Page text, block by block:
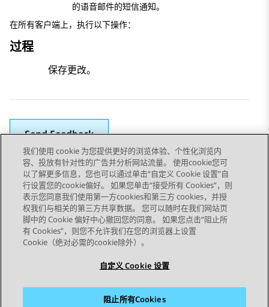
的语音邮件的短信通知。
在所有客户端上，执行以下操作：
过程
保存更改。
Send Feedback
Topic navigation
上一主题 下一主题
STAY CONNECTED
我们使用 cookie 为您提供更好的浏览体验、个性化浏览内
容、投放有针对性的广告并分析网站流量。 使用cookie您可
以了解更多信息，您也可以通过单击“自定义 Cookie 设置”自
行设置您的cookie偏好。 如果您单击“接受所有 Cookies”，则
表示您同意我们使用第一方cookies和第三方 cookies，并授
权我们与相关的第三方共享数据。 您可以随时在我们网站页
脚中的 Cookie 偏好中心撤回您的同意。 如果您点击“阻止所
有 Cookies”，则您不允许我们在您的浏览器上设置
Cookie（绝对必需的cookie除外）。
自定义 Cookie 设置
阻止所有Cookies